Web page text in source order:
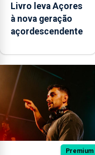
Livro leva Açores
à nova geração
açordescendente
Premium